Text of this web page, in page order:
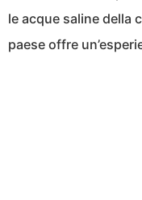
le acque saline della
paese offre